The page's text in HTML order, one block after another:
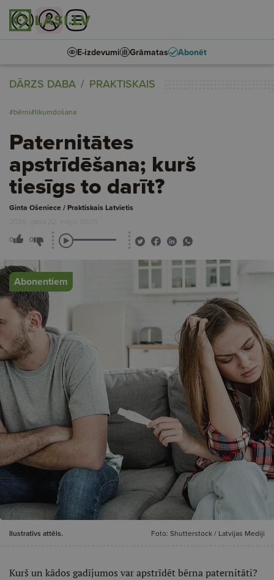
E-izdevumi Grāmatas Abonēt
DĀRZS DABA PRAKTISKAIS
#bērni#likumdošana
Paternitātes
apstrīdēšana; kurš
tiesīgs to darīt?
Ginta Ošeniece / Praktiskais Latvietis
2026. gada 22. maijs, 00:01
0 0
Abonentiem
Ilustratīvs attēls. Foto: Shutterstock / Latvijas Mediji
Kurš un kādos gadījumos var apstrīdēt bērna paternitāti?